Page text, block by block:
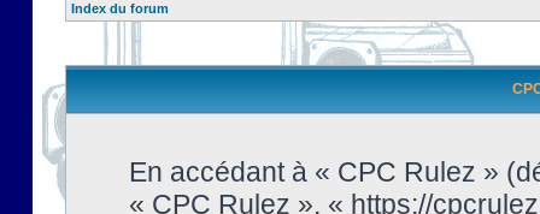
Index du forum
En accédant à « CPC Rulez »
« CPC Rulez », « https://